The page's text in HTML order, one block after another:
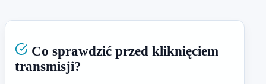
Co sprawdzić przed kliknięciem
transmisji?